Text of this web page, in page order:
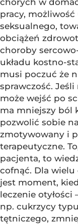
chorych w
pracy, możliwość
seksualnego,
obciążeń
choroby
układu kostno-
musi poczuć że
sprawczość.
może wejść po
ma mniejszy ból
pozwolić sobie
zmotywowany i
terapeutyczne.
pacjenta, to
cofnąć. Dla
jest moment,
leczenie
np. cukrzycy
tętniczego,